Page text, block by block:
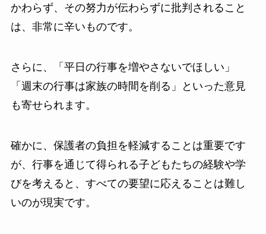
かわらず、その努力が伝わらずに批判されること
は、非常に辛いものです。
さらに、「平日の行事を増やさないでほしい」
「週末の行事は家族の時間を削る」といった意見
も寄せられます。
確かに、保護者の負担を軽減することは重要です
が、行事を通じて得られる子どもたちの経験や学
びを考えると、すべての要望に応えることは難し
いのが現実です。